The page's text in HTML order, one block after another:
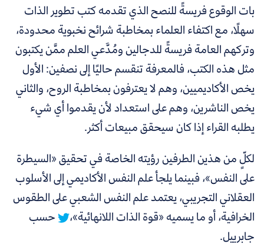
بات الوقوع فريسةً للنصح الذي تقدمه كتب تطوير الذات
سهلًا، مع اكتفاء العلماء بمخاطبة شرائح نخبوية محدودة،
وتركهم العامة فريسةً للدجالين ومُدَّعي العلم ممَّن يكتبون
مثل هذه الكتب،فالمعرفةتنقسم حاليًا إلى نصفين: الأول
يخص الأكاديميين، وهم لا يعترفون بمخاطبة الروح، والثاني
يخص الناشرين، وهم على استعداد لأن يقدموا أي شيء
يطلبه القراء إذا كان سيحقق مبيعات أكثر.
لكلٍّمن هذين الطرفين رؤيته الخاصة في تحقيق «السيطرة
على النفس»، فبينمايلجأ علم النفس الأكاديمي إلى الأسلوب
العقلاني التجريبي، يعتمد علم النفس الشعبي على الطقوس
الخرافية، أو ما يسميه «قوة الذات اللانهائية»،
حسب
جابرييل.